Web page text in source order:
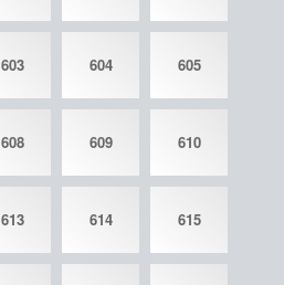
603 604 605
608 609 610
613 614 615